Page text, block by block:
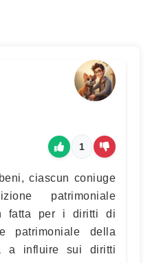
1
ciascun coniuge
patrimoniale
fatta per i diritti di
patrimoniale della
a influire sui diritti